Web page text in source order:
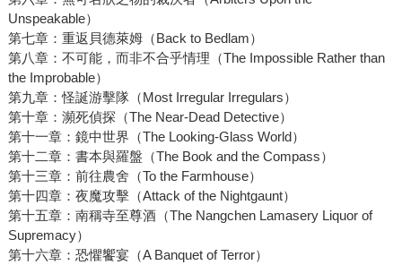
Unspeakable）
第七章：重返貝德萊姆（Back to Bedlam）
第八章：不可能，而非不合乎情理（The Impossible Rather than
the Improbable）
第九章：怪誕游擊隊（Most Irregular Irregulars）
第十章：瀕死偵探（The Near-Dead Detective）
第十一章：鏡中世界（The Looking-Glass World）
第十二章：書本與羅盤（The Book and the Compass）
第十三章：前往農舍（To the Farmhouse）
第十四章：夜魔攻擊（Attack of the Nightgaunt）
第十五章：南稱寺至尊酒（The Nangchen Lamasery Liquor of
Supremacy）
第十六章：恐懼饗宴（A Banquet of Terror）